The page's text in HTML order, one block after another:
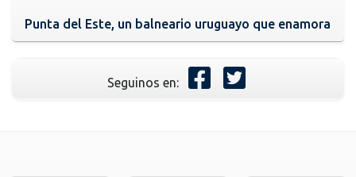
Punta del Este, un balneario uruguayo que enamora
Seguinos en: